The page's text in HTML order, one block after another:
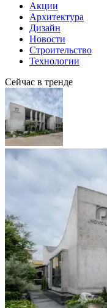
Акции
Архитектура
Дизайн
Новости
Строительство
Технологии
Сейчас в тренде